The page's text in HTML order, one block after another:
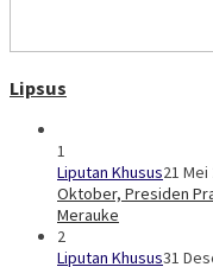
Lipsus
1
Liputan Khusus21 Mei
Oktober, Presiden
Merauke
2
Liputan Khusus31